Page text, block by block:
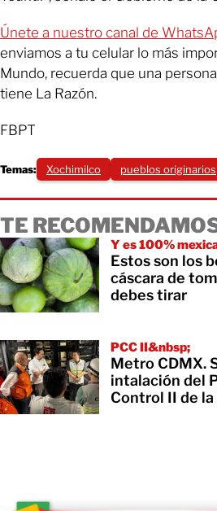
Únete a nuestro canal de
enviamos a tu celular lo más
Mundo, recuerda que una
tiene La Razón.
FBPT
Temas: Xochimilco pueblos originarios
TE
Y es 100%
Estos son los
cáscara de
debes tirar
PCC II&nbsp;
Metro CDMX.
intalación del
Control II de la